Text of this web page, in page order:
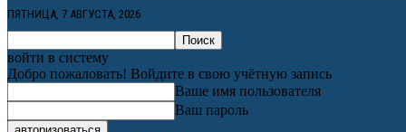
ПЯТНИЦА, 7 АВГУСТА, 2026
войти в систему
Добро пожаловать! Войдите в свою учётную запись
Ваше имя пользователя
Ваш пароль